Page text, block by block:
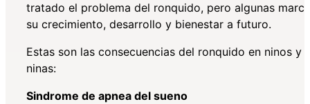
tratado el problema del ronquido, pero algunas
su crecimiento, desarrollo y bienestar a futuro.
Estas son las consecuencias del ronquido en ninos y
ninas:
Sindrome de apnea del sueno